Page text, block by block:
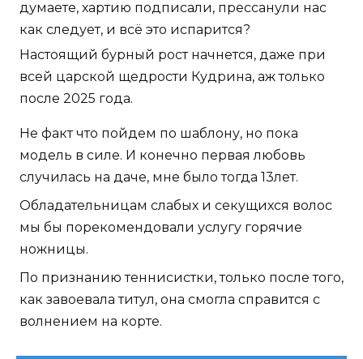
думаете, хартию подписали, прессанули нас
как следует, и всё это испарится?
Настоящий бурный рост начнется, даже при
всей царской щедрости Кудрина, аж только
после 2025 года.
Не факт что пойдем по шаблону, но пока
модель в силе. И конечно первая любовь
случилась на даче, мне было тогда 13лет.
Обладательницам слабых и секущихся волос
мы бы порекомендовали услугу горячие
ножницы.
По признанию теннисистки, только после того,
как завоевала титул, она смогла справится с
волнением на корте.